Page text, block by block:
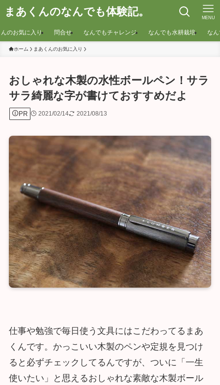
まあくんのなんでも体験記。 MENU
のお気に入り 問合せ なんでもチャレンジ なんでも水耕栽培 な
ホーム まあくんのお気に入り
おしゃれな木製の水性ボールペン！サラ
サラ綺麗な字が書けておすすめだよ
PR 2021/02/14 2021/08/13
仕事や勉強で毎日使う文具にはこだわってるまあ
くんです。かっこいい木製のペンや定規を見つけ
ると必ずチェックしてるんですが、ついに「一生
使いたい」と思えるおしゃれな素敵な木製ボール